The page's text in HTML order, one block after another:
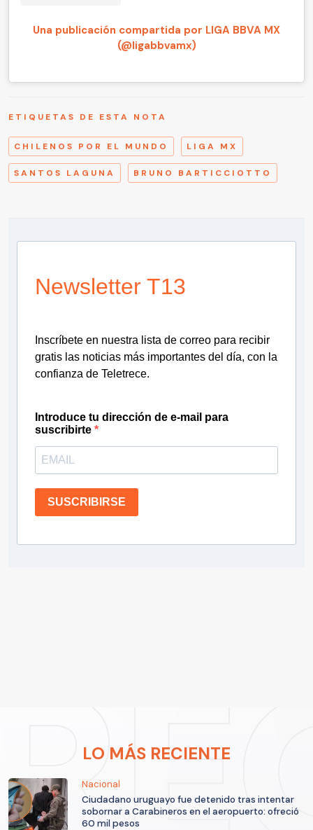
Una publicación compartida por LIGA BBVA MX
(@ligabbvamx)
ETIQUETAS DE ESTA NOTA
CHILENOS POR EL MUNDO LIGA MX
SANTOS LAGUNA BRUNO BARTICCIOTTO
Newsletter T13
Inscríbete en nuestra lista de correo para recibir
gratis las noticias más importantes del día, con la
confianza de Teletrece.
Introduce tu dirección de e-mail para
suscribirte
SUSCRIBIRSE
LO MÁS RECIENTE
Nacional
Ciudadano uruguayo fue detenido tras intentar
sobornar a Carabineros en el aeropuerto: ofreció
60 mil pesos